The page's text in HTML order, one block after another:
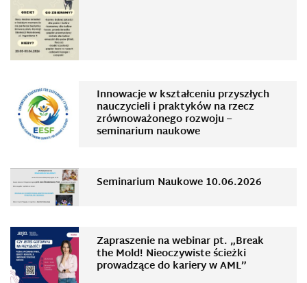
Innowacje w kształceniu przyszłych
nauczycieli i praktyków na rzecz
zrównoważonego rozwoju –
seminarium naukowe
Seminarium Naukowe 10.06.2026
Zapraszenie na webinar pt. „Break
the Mold! Nieoczywiste ścieżki
prowadzące do kariery w AML”